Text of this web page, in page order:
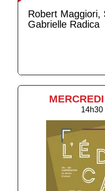
Robert Maggiori,
Gabrielle Radica
14h30